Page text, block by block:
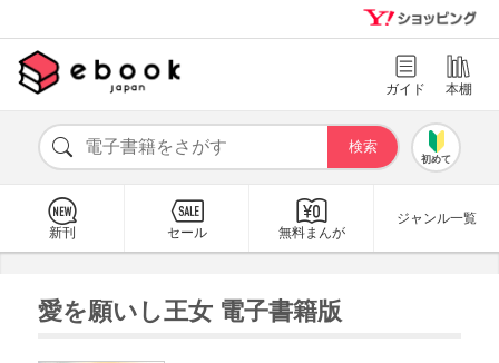
ガイド 本棚
初めて
新刊 セール 無料まんが
ジャンル一覧
愛を願いし王女 電子書籍版